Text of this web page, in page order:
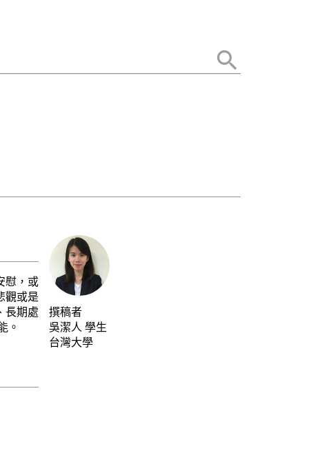
慰，或
觀或是
長期處
。
撰稿者
吳潔人 學生
台灣大學